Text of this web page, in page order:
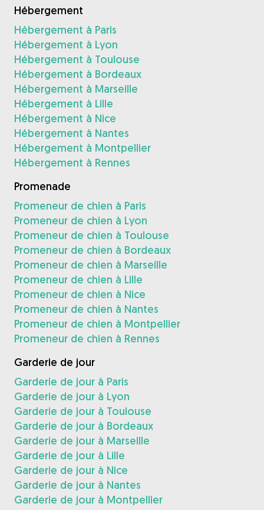
Hébergement
Hébergement à Paris
Hébergement à Lyon
Hébergement à Toulouse
Hébergement à Bordeaux
Hébergement à Marseille
Hébergement à Lille
Hébergement à Nice
Hébergement à Nantes
Hébergement à Montpellier
Hébergement à Rennes
Promenade
Promeneur de chien à Paris
Promeneur de chien à Lyon
Promeneur de chien à Toulouse
Promeneur de chien à Bordeaux
Promeneur de chien à Marseille
Promeneur de chien à Lille
Promeneur de chien à Nice
Promeneur de chien à Nantes
Promeneur de chien à Montpellier
Promeneur de chien à Rennes
Garderie de jour
Garderie de jour à Paris
Garderie de jour à Lyon
Garderie de jour à Toulouse
Garderie de jour à Bordeaux
Garderie de jour à Marseille
Garderie de jour à Lille
Garderie de jour à Nice
Garderie de jour à Nantes
Garderie de jour à Montpellier